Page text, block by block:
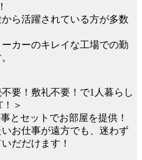
から活躍されている方が多数
ーカーのキレイな工場での勤
不要！敷礼不要！で1人暮らし
！＞
とセットでお部屋を提供！
お仕事が遠方でも、迷わず
だだけます！